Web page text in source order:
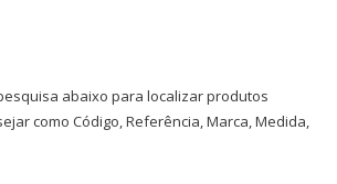
abaixo para localizar produtos
como Código, Referência, Marca, Medida,